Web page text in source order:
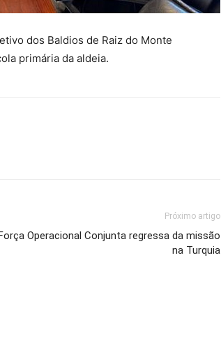
dos Baldios de Raiz do Monte
primária da aldeia.
Próximo artigo
Operacional Conjunta regressa da missão
na Turquia